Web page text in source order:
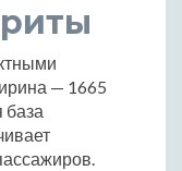
— 1665